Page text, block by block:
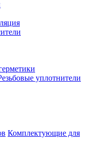
уплотнители
Комплектующие для